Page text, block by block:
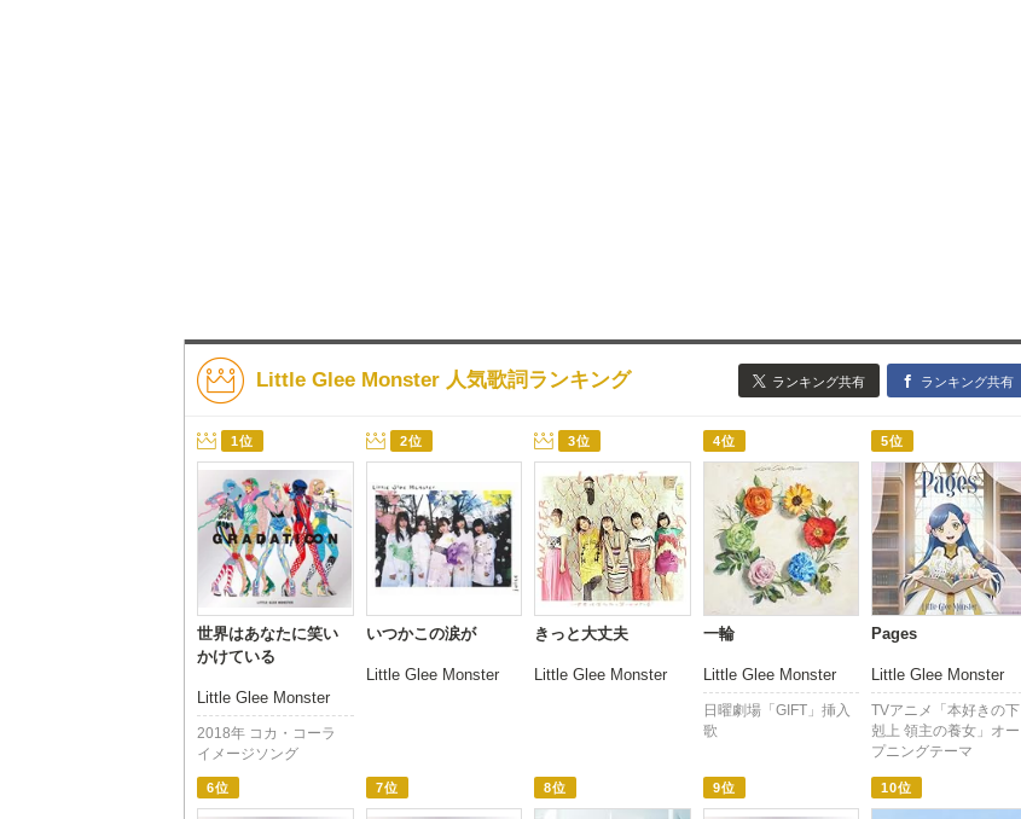
Little Glee Monster 人気歌詞ランキング ランキング共有 ランキング共有
1位
世界はあなたに笑い
かけている
Little Glee Monster
2018年 コカ・コーラ
イメージソング
2位
いつかこの涙が
Little Glee Monster
3位
きっと大丈夫
Little Glee Monster
4位
一輪
Little Glee Monster
日曜劇場「GIFT」挿入
歌
5位
Pages
Little Glee Monster
TVアニメ「本好きの下
剋上 領主の養女」オー
プニングテーマ
6位 7位 8位 9位 10位